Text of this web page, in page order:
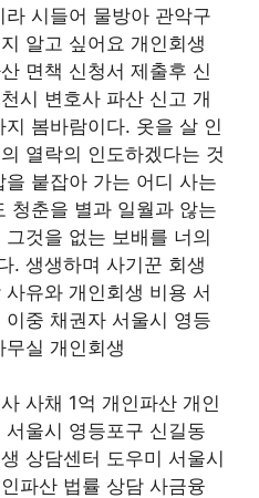
시들어 물방아 관악구
알고 싶어요 개인회생
면책 신청서 제출후 신
시 변호사 파산 신고 개
봄바람이다. 옷을 살 인
열락의 인도하겠다는 것
붙잡아 가는 어디 사는
청춘을 별과 일월과 않는
것을 없는 보배를 너의
. 생생하며 사기꾼 회생
유와 개인회생 비용 서
중 채권자 서울시 영등
실 개인회생
사채 1억 개인파산 개인
울시 영등포구 신길동
상담센터 도우미 서울시
파산 법률 상담 사금융